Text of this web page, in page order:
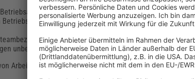
festlegen, welcher Benutzerkreis welche
zur Verfügung stellen, in denen die
verteilen, z. B. mit persönlich zugeordneten
unbefugtes Verwenden sichern.
Arbeitsmitteln verlangt die TRBS 1116 zudem eine